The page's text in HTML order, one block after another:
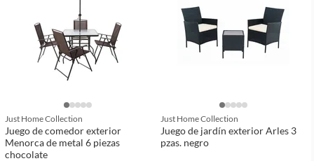
Just Home Collection
Juego de comedor exterior
Menorca de metal 6 piezas
chocolate
Just Home Collection
Juego de jardín exterior Arles 3
pzas. negro